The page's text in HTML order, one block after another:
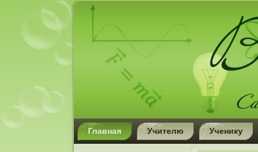
Главная Учителю Ученику